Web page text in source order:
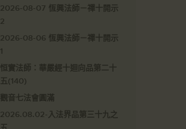
2026-08-07 恆興法師－禪十開示
2
2026-08-06 恆興法師－禪十開示
1
恒實法師：華嚴經十迴向品第二十
五(140)
觀音七法會圓滿
2026.08.02-入法界品第三十九之